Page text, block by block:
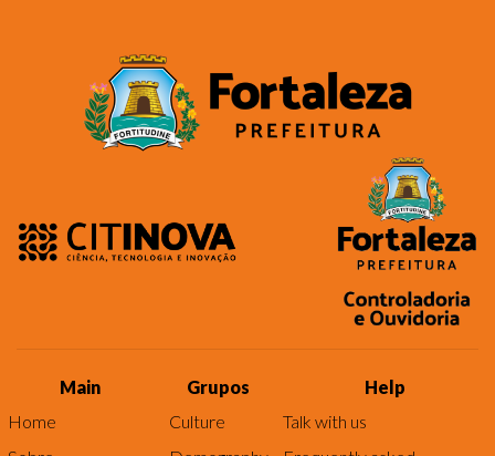
Main
Home
Grupos
Culture
Help
Talk with us